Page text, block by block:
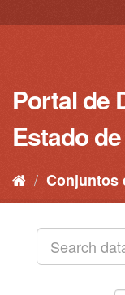
para
Portal de
Estado
Conjuntos